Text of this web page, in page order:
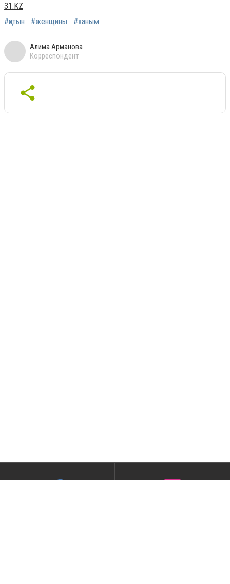
31.KZ
#қатын
#женщины #ханым
Алима Арманова
Корреспондент